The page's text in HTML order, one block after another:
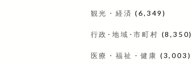
観光・経済 (6,349)
行政･地域･市町村 (8,350)
医療・福祉・健康 (3,003)